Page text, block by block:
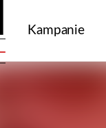
Kampanie